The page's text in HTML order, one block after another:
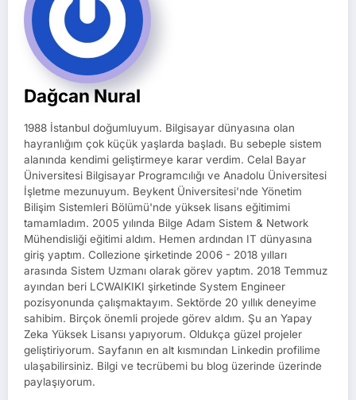
Dağcan Nural
1988 İstanbul doğumluyum. Bilgisayar dünyasına olan
hayranlığım çok küçük yaşlarda başladı. Bu sebeple sistem
alanında kendimi geliştirmeye karar verdim. Celal Bayar
Üniversitesi Bilgisayar Programcılığı ve Anadolu Üniversitesi
İşletme mezunuyum. Beykent Üniversitesi'nde Yönetim
Bilişim Sistemleri Bölümü'nde yüksek lisans eğitimimi
tamamladım. 2005 yılında Bilge Adam Sistem & Network
Mühendisliği eğitimi aldım. Hemen ardından IT dünyasına
giriş yaptım. Collezione şirketinde 2006 - 2018 yılları
arasında Sistem Uzmanı olarak görev yaptım. 2018 Temmuz
ayından beri LCWAIKIKI şirketinde System Engineer
pozisyonunda çalışmaktayım. Sektörde 20 yıllık deneyime
sahibim. Birçok önemli projede görev aldım. Şu an Yapay
Zeka Yüksek Lisansı yapıyorum. Oldukça güzel projeler
geliştiriyorum. Sayfanın en alt kısmından Linkedin profilime
ulaşabilirsiniz. Bilgi ve tecrübemi bu blog üzerinde üzerinde
paylaşıyorum.